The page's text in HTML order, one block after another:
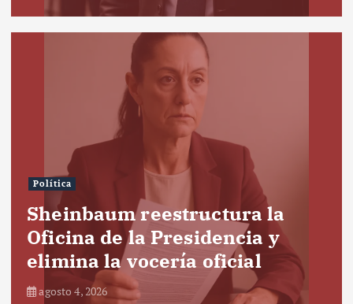
Política
Sheinbaum reestructura la
Oficina de la Presidencia y
elimina la vocería oficial
agosto 4, 2026